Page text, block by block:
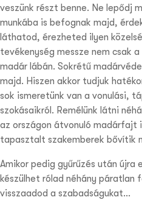
veszünk részt benne. Ne lepődj
munkába is befognak majd,
láthatod, érezheted ilyen
tevékenység messze nem csak
madár lábán. Sokrétű
majd. Hiszen akkor tudjuk
sok ismeretünk van a vonulási,
szokásaikról. Remélünk látni
az országon átvonuló madárfajt
tapasztalt szakemberek bővítik
Amikor pedig gyűrűzés után újra
készülhet rólad néhány páratlan
visszaadod a szabadságukat…